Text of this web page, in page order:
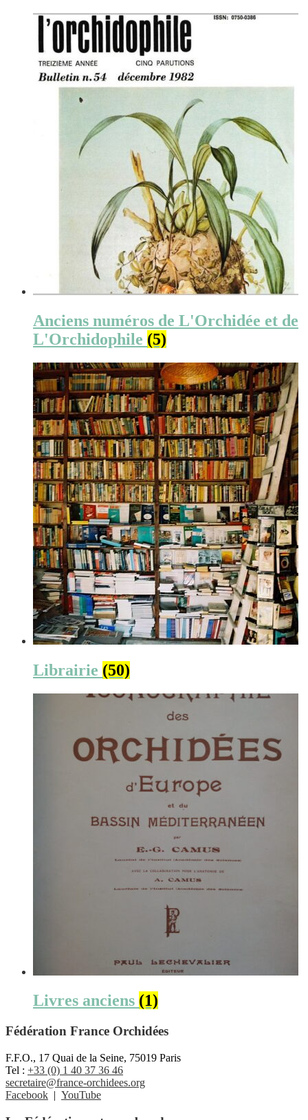
Anciens numéros de L'Orchidée et de
L'Orchidophile (5)
Librairie (50)
Livres anciens (1)
Fédération France Orchidées
F.F.O., 17 Quai de la Seine, 75019 Paris
Tel : +33 (0) 1 40 37 36 46
secretaire@france-orchidees.org
Facebook | YouTube